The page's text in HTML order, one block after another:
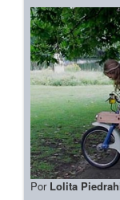
Por Lolita